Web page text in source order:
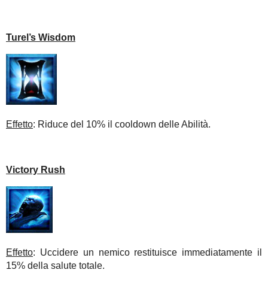
Turel’s Wisdom
Effetto: Riduce del 10% il cooldown delle Abilità.
Victory Rush
Effetto: Uccidere un nemico restituisce immediatamente il
15% della salute totale.